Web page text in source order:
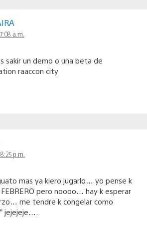
a.m.
sakir un demo o una beta de
raaccon city
p.m.
mas ya kiero jugarlo… yo pense k
pero noooo… hay k esperar
me tendre k congelar como
jejejeje…..